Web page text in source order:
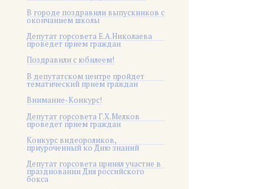
В городе поздравили выпускников с
окончанием школы
Депутат горсовета Е.А.Николаева
проведет прием граждан
Поздравили с юбилеем!
В депутатском центре пройдет
тематический прием граждан
Внимание-Конкурс!
Депутат горсовета Г.Х.Мелков
проведет прием граждан
Конкурс видеороликов,
приуроченный ко Дню знаний
Депутат горсовета принял участие в
праздновании Дня российского
бокса